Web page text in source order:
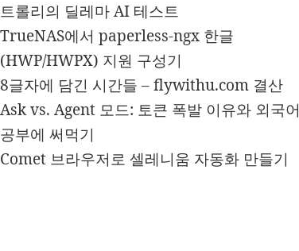
트롤리의 딜레마 AI 테스트
TrueNAS에서 paperless-ngx 한글
(HWP/HWPX) 지원 구성기
8글자에 담긴 시간들 – flywithu.com 결산
Ask vs. Agent 모드: 토큰 폭발 이유와 외국어
공부에 써먹기
Comet 브라우저로 셀레니움 자동화 만들기